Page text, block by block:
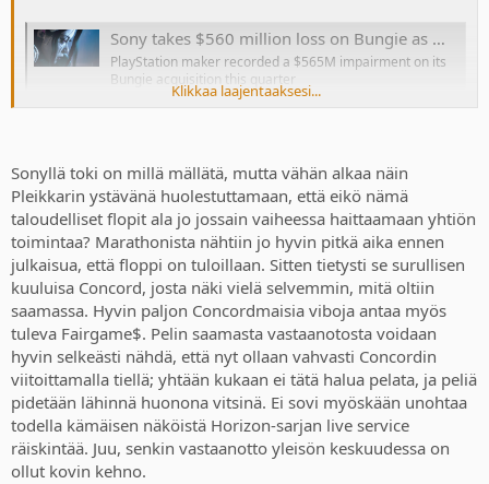
Sony takes $560 million loss on Bungie as Marathon and Destiny 2 struggle
PlayStation maker recorded a $565M impairment on its
Bungie acquisition this quarter
www.polygon.com
Klikkaa laajentaaksesi...
Sonyllä toki on millä mällätä, mutta vähän alkaa näin
Pleikkarin ystävänä huolestuttamaan, että eikö nämä
taloudelliset flopit ala jo jossain vaiheessa haittaamaan yhtiön
toimintaa? Marathonista nähtiin jo hyvin pitkä aika ennen
julkaisua, että floppi on tuloillaan. Sitten tietysti se surullisen
kuuluisa Concord, josta näki vielä selvemmin, mitä oltiin
saamassa. Hyvin paljon Concordmaisia viboja antaa myös
tuleva Fairgame$. Pelin saamasta vastaanotosta voidaan
hyvin selkeästi nähdä, että nyt ollaan vahvasti Concordin
viitoittamalla tiellä; yhtään kukaan ei tätä halua pelata, ja peliä
pidetään lähinnä huonona vitsinä. Ei sovi myöskään unohtaa
todella kämäisen näköistä Horizon-sarjan live service
räiskintää. Juu, senkin vastaanotto yleisön keskuudessa on
ollut kovin kehno.